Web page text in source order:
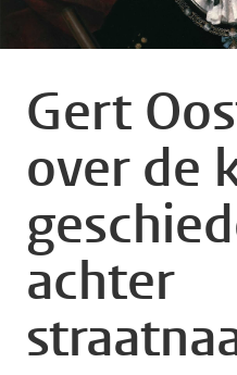
Gert
over de
achter